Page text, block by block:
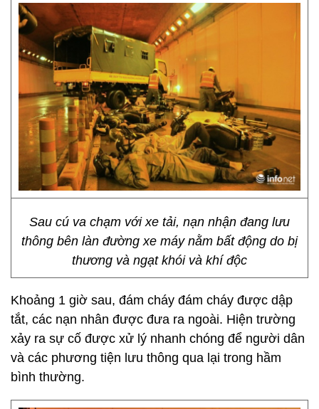
Sau cú va chạm với xe tải, nạn nhận đang lưu
thông bên làn đường xe máy nằm bất động do bị
thương và ngạt khói và khí độc
Khoảng 1 giờ sau, đám cháy đám cháy được dập
tắt, các nạn nhân được đưa ra ngoài. Hiện trường
xảy ra sự cố được xử lý nhanh chóng để người dân
và các phương tiện lưu thông qua lại trong hầm
bình thường.